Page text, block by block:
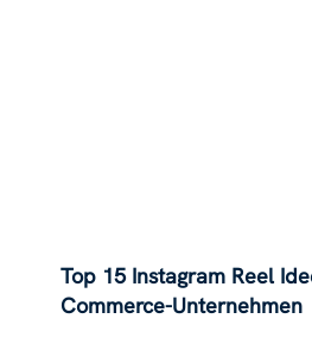
Top 15 Instagram Reel
Commerce-Unternehmen